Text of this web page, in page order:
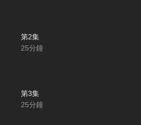
第2集
25分鐘
第3集
25分鐘